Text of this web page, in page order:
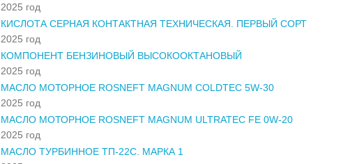
2025 год
КИСЛОТА СЕРНАЯ КОНТАКТНАЯ ТЕХНИЧЕСКАЯ. ПЕРВЫЙ СОРТ
2025 год
КОМПОНЕНТ БЕНЗИНОВЫЙ ВЫСОКООКТАНОВЫЙ
2025 год
МАСЛО МОТОРНОЕ ROSNEFT MAGNUM COLDTEC 5W-30
2025 год
МАСЛО МОТОРНОЕ ROSNEFT MAGNUM ULTRATEC FE 0W-20
2025 год
МАСЛО ТУРБИННОЕ ТП-22С. МАРКА 1